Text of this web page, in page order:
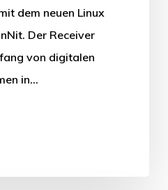
dem neuen Linux
Der Receiver
von digitalen
in…